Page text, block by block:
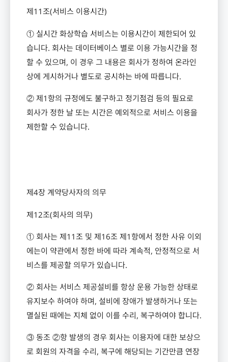
제11조(서비스 이용시간)
① 실시간 화상학습 서비스는 이용시간이 제한되어 있
습니다. 회사는 데이터베이스 별로 이용 가능시간을 정
할 수 있으며, 이 경우 그 내용은 회사가 정하여 온라인
상에 게시하거나 별도로 공시하는 바에 따릅니다.
② 제1항의 규정에도 불구하고 정기점검 등의 필요로
회사가 정한 날 또는 시간은 예외적으로 서비스 이용을
제한할 수 있습니다.
제4장 계약당사자의 의무
제12조(회사의 의무)
① 회사는 제11조 및 제16조 제1항에서 정한 사유 이외
에는이 약관에서 정한 바에 따라 계속적, 안정적으로 서
비스를 제공할 의무가 있습니다.
② 회사는 서비스 제공설비를 항상 운용 가능한 상태로
유지보수 하여야 하며, 설비에 장애가 발생하거나 또는
멸실된 때에는 지체 없이 이를 수리, 복구하여야 합니다.
③ 동조 ②항 발생의 경우 회사는 이용자에 대한 보상으
로 회원의 자격을 수리, 복구에 해당되는 기간만큼 연장